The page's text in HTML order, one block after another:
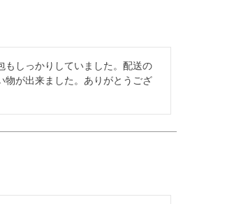
もしっかりしていました。配送の
物が出来ました。ありがとうござ